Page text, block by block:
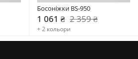
Босоніжки BS-950
1 061 ₴ 2 359 ₴
+ 2 кольори